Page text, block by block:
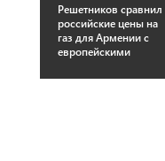
Решетников сравнил
российские цены на
газ для Армении с
европейскими